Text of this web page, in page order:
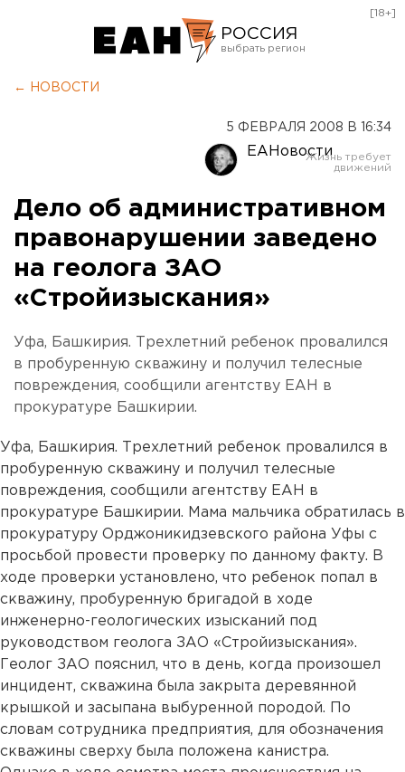
РОССИЯ
Оренбург
[18+]
← НОВОСТИ
5 ФЕВРАЛЯ 2008 В 16:34
ЕАНовости
Дело об административном
правонарушении заведено
на геолога ЗАО
«Стройизыскания»
Уфа, Башкирия. Трехлетний ребенок провалился
в пробуренную скважину и получил телесные
повреждения, сообщили агентству ЕАН в
прокуратуре Башкирии.
Уфа, Башкирия. Трехлетний ребенок провалился в
пробуренную скважину и получил телесные
повреждения, сообщили агентству ЕАН в
прокуратуре Башкирии. Мама мальчика обратилась в
прокуратуру Орджоникидзевского района Уфы с
просьбой провести проверку по данному факту. В
ходе проверки установлено, что ребенок попал в
скважину, пробуренную бригадой в ходе
инженерно-геологических изысканий под
руководством геолога ЗАО «Стройизыскания».
Геолог ЗАО пояснил, что в день, когда произошел
инцидент, скважина была закрыта деревянной
крышкой и засыпана выбуренной породой. По
словам сотрудника предприятия, для обозначения
скважины сверху была положена канистра.